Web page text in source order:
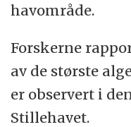
havområde.
Forskerne
av de største
er observert i
Stillehavet.